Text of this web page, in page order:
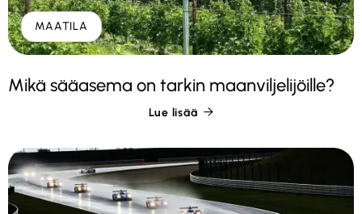
MAATILA
Mikä sääasema on tarkin maanviljelijöille?
Lue lisää 